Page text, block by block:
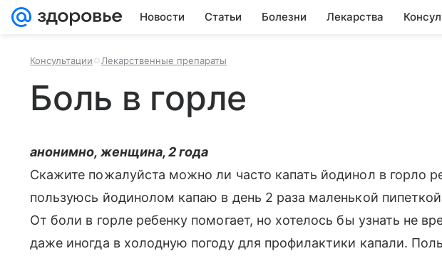
Новости Статьи Болезни Лекарства
Консультации Лекарственные препараты
Боль в горле
анонимно, женщина, 2 года
Скажите пожалуйста можно ли часто капать йодинол в горло
пользуюсь йодинолом капаю в день 2 раза маленькой
От боли в горле ребенку помогает, но хотелось бы узнать не
даже иногда в холодную погоду для профилактики капали.